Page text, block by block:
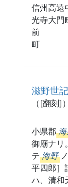
信州高
光寺大
前 小
町
滋野世
（[翻刻]）
小県郡
御廟ナリ
テ 海野
平四郎］
ハ、清和